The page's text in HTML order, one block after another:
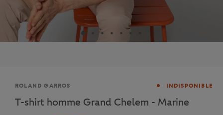
Marque
ROLAND GARROS INDISPONIBLE
T-shirt homme Grand Chelem - Marine